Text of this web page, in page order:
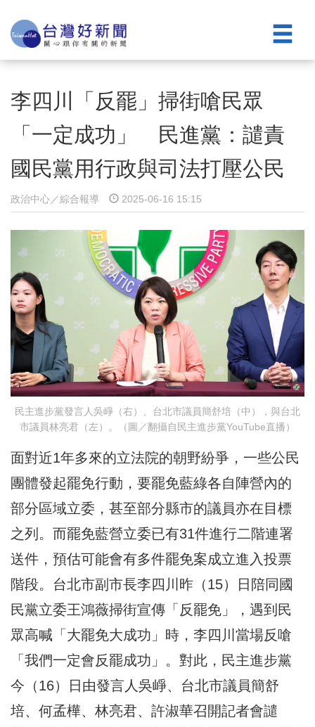
李四川「反罷」掃街嗆民眾
「一定成功」 民進黨：譴責
國民黨用行政與司法打壓公民
政治中心／綜合報導 2025-06-16 15:15
民主進步黨發言人吳崢（右）、台北市議員簡舒培（中），與台北
市議員林亮君（左）。（圖／翻攝自民主進步黨YouTube直播）
面對近1年多來的立法院的朝野紛爭，一些公民
團體發起罷免行動，要罷免藍綠各自陣營內的
部分區域立委，甚至部分縣市的議員亦在目標
之列。而罷免藍營立委已有31件進行二階連署
送件，預估可能會有多件罷免案成立進入投票
階段。台北市副市長李四川昨（15）日陪同國
民黨立委王鴻薇掃街宣傳「反罷免」，遇到民
眾高喊「大罷免大成功」時，李四川當場反嗆
「我們一定會反罷成功」。對此，民主進步黨
今（16）日由發言人吳崢、台北市議員簡舒
培、何孟樺、林亮君、許淑華召開記者會譴